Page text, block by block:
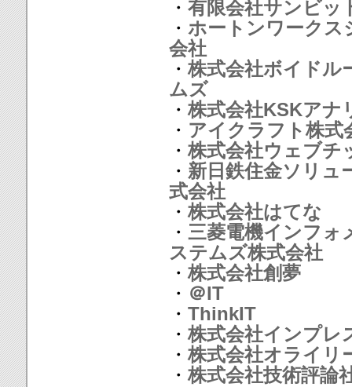
・ 有限会社サンビッ
・ ホートンワークス
会社
・ 株式会社ボイドル
ムズ
・ 株式会社KSKアナ
・ アイクラフト株式
・ 株式会社ウェブチ
・ 新日鉄住金ソリュ
式会社
・ 株式会社はてな
・ 三菱電機インフォ
ステムズ株式会社
・ 株式会社創夢
・ ＠IT
・ ThinkIT
・ 株式会社インプレ
・ 株式会社オライリ
・ 株式会社技術評論